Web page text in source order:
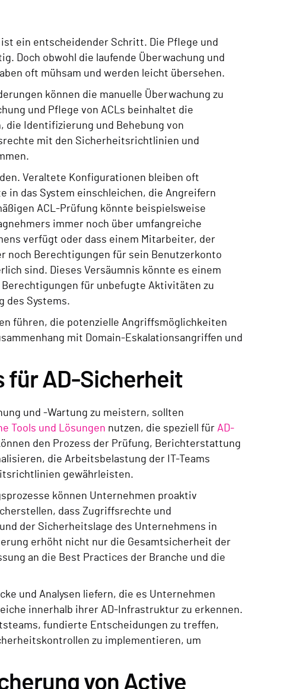
ein entscheidender Schritt. Die Pflege und
Doch obwohl die laufende Überwachung und
oft mühsam und werden leicht übersehen.
können die manuelle Überwachung zu
und Pflege von ACLs beinhaltet die
die Identifizierung und Behebung von
mit den Sicherheitsrichtlinien und
Veraltete Konfigurationen bleiben oft
in das System einschleichen, die Angreifern
ACL-Prüfung könnte beispielsweise
immer noch über umfangreiche
verfügt oder dass einem Mitarbeiter, der
noch Berechtigungen für sein Benutzerkonto
sind. Dieses Versäumnis könnte es einem
für unbefugte Aktivitäten zu
des Systems.
führen, die potenzielle Angriffsmöglichkeiten
mit Domain-Eskalationsangriffen und
für AD-Sicherheit
und -Wartung zu meistern, sollten
Tools und Lösungen nutzen, die speziell für AD-
den Prozess der Prüfung, Berichterstattung
die Arbeitsbelastung der IT-Teams
gewährleisten.
können Unternehmen proaktiv
dass Zugriffsrechte und
der Sicherheitslage des Unternehmens in
erhöht nicht nur die Gesamtsicherheit der
an die Best Practices der Branche und die
und Analysen liefern, die es Unternehmen
innerhalb ihrer AD-Infrastruktur zu erkennen.
fundierte Entscheidungen zu treffen,
zu implementieren, um
von Active